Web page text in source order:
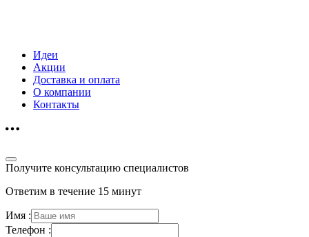
Идеи
Акции
Доставка и оплата
О компании
Контакты
Получите консультацию специалистов
Ответим в течение 15 минут
Имя :
Телефон :